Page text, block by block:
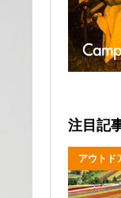
注目記
アウトド
ハウ